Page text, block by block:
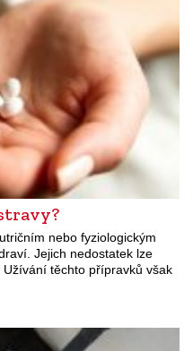
nebo fyziologickým
Jejich nedostatek lze
těchto přípravků však